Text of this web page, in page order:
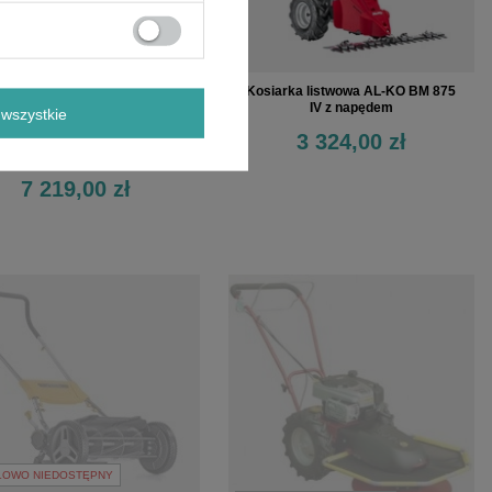
rotacyjna bębnowa
PRO 58cm B&S 875 4-
7 219,00 zł
Kosiarka listwowa AL-KO BM 875
IV z napędem
3 324,00 zł
NIEDOSTĘPNY